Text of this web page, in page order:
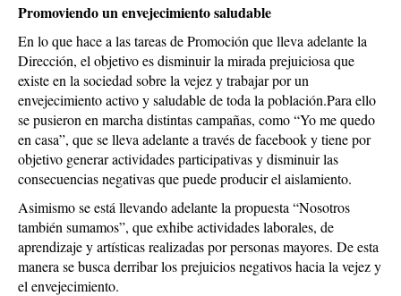
Promoviendo un envejecimiento saludable
En lo que hace a las tareas de Promoción que lleva adelante la
Dirección, el objetivo es disminuir la mirada prejuiciosa que
existe en la sociedad sobre la vejez y trabajar por un
envejecimiento activo y saludable de toda la población.Para ello
se pusieron en marcha distintas campañas, como “Yo me quedo
en casa”, que se lleva adelante a través de facebook y tiene por
objetivo generar actividades participativas y disminuir las
consecuencias negativas que puede producir el aislamiento.
Asimismo se está llevando adelante la propuesta “Nosotros
también sumamos”, que exhibe actividades laborales, de
aprendizaje y artísticas realizadas por personas mayores. De esta
manera se busca derribar los prejuicios negativos hacia la vejez y
el envejecimiento.